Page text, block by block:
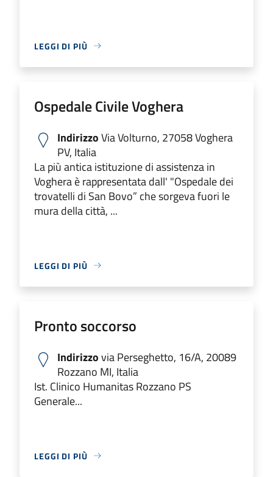
LEGGI DI PIÙ
Ospedale Civile Voghera
IndirizzoVia Volturno, 27058 Voghera
PV, Italia
La più antica istituzione di assistenza in
Voghera è rappresentata dall' "Ospedale dei
trovatelli di San Bovo” che sorgeva fuori le
mura della città, ...
LEGGI DI PIÙ
Pronto soccorso
Indirizzovia Perseghetto, 16/A, 20089
Rozzano MI, Italia
Ist. Clinico Humanitas Rozzano PS
Generale...
LEGGI DI PIÙ